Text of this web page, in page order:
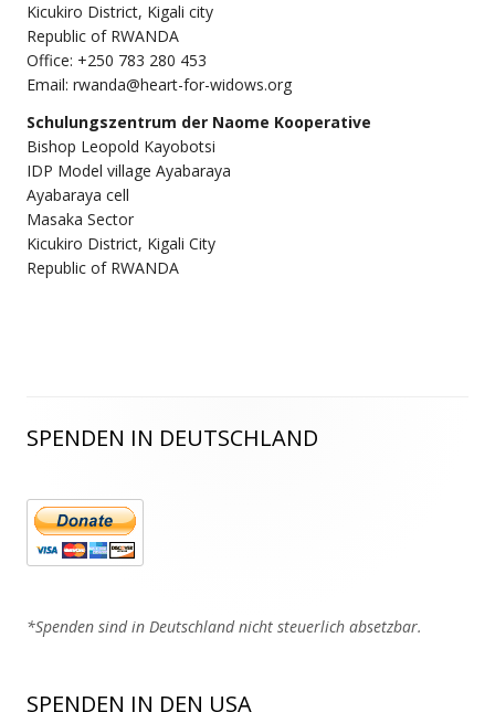
Kicukiro District, Kigali city
Republic of RWANDA
Office: +250 783 280 453
Email: rwanda@heart-for-widows.org
Schulungszentrum der Naome Kooperative
Bishop Leopold Kayobotsi
IDP Model village Ayabaraya
Ayabaraya cell
Masaka Sector
Kicukiro District, Kigali City
Republic of RWANDA
Haupt-
SPENDEN IN DEUTSCHLAND
*Spenden sind in Deutschland nicht steuerlich absetzbar.
SPENDEN IN DEN USA